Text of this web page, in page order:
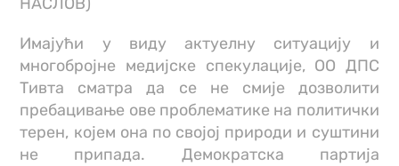
Имајући у виду актуелну ситуацију и
многобројне медијске спекулације, ОО ДПС
Тивта сматра да се не смије дозволити
пребацивање ове проблематике на политички
терен, којем она по својој природи и суштини
не припада. Демократска партија